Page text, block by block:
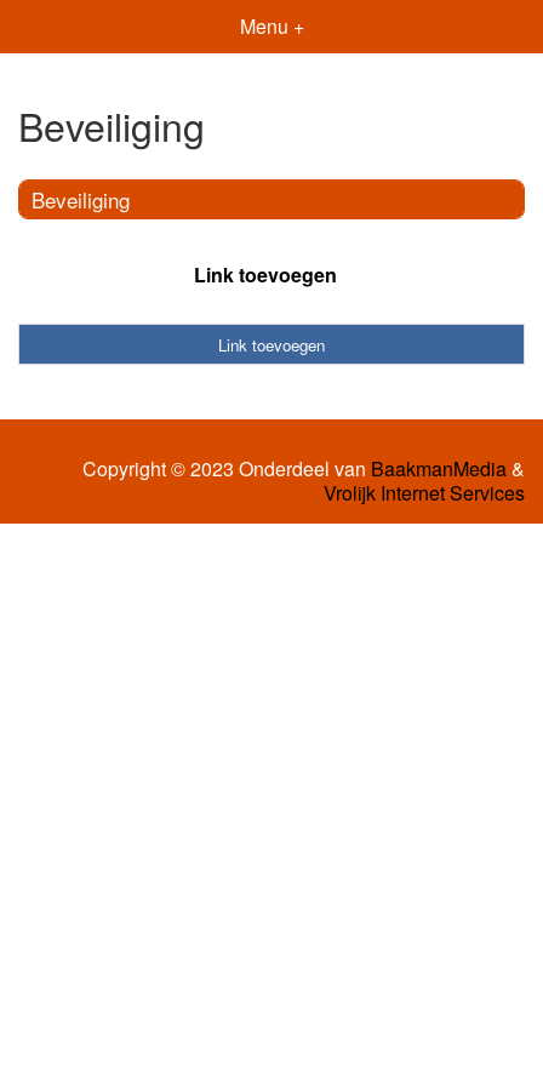
Menu +
Beveiliging
Beveiliging
Link toevoegen
Link toevoegen
Copyright © 2023 Onderdeel van BaakmanMedia&
Vrolijk Internet Services